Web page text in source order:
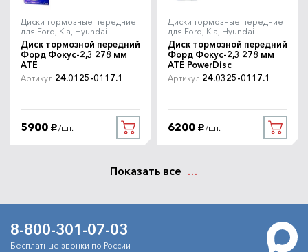
Диски тормозные передние
для Ford, Kia, Hyundai
Диск тормозной передний
Форд Фокус-2,3 278 мм
ATE
Артикул 24.0125-0117.1
5900 руб. /шт.
Диски тормозные передние
для Ford, Kia, Hyundai
Диск тормозной передний
Форд Фокус-2,3 278 мм
ATE PowerDisc
Артикул 24.0325-0117.1
6200 руб. /шт.
Показать все
8-800-301-07-03
Бесплатные звонки по России